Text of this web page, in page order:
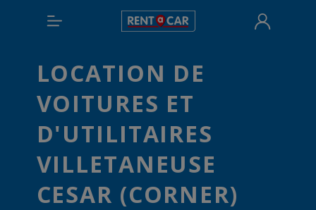
LOCATION DE
VOITURES ET
D'UTILITAIRES
VILLETANEUSE
CESAR (CORNER)